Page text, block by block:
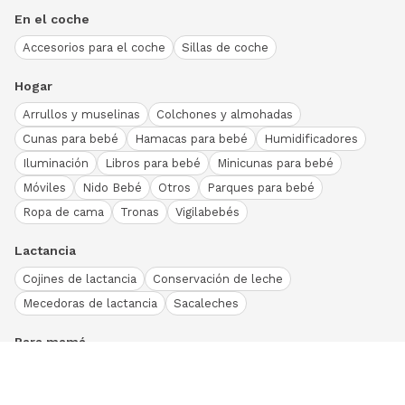
En el coche
Accesorios para el coche Sillas de coche
Hogar
Arrullos y muselinas
Colchones y almohadas
Cunas para bebé
Hamacas para bebé
Humidificadores
Iluminación
Libros para bebé
Minicunas para bebé
Móviles
Nido Bebé Otros
Parques para bebé
Ropa de cama
Tronas Vigilabebés
Lactancia
Cojines de lactancia
Conservación de leche
Mecedoras de lactancia
Sacaleches
Para mamá